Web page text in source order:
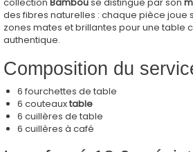
des fibres naturelles : chaque pièce joue
zones mates et brillantes pour une table
authentique.
Composition du
6 fourchettes de table
6 couteauxtable
6 cuillères de table
6 cuillères à café